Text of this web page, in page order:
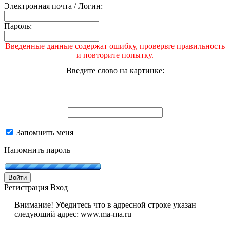
Электронная почта / Логин:
Пароль:
Введенные данные содержат ошибку, проверьте правильность
и повторите попытку.
Введите слово на картинке:
Запомнить меня
Напомнить пароль
Войти
Регистрация Вход
Внимание! Убедитесь что в адресной строке указан
следующий адрес: www.ma-ma.ru